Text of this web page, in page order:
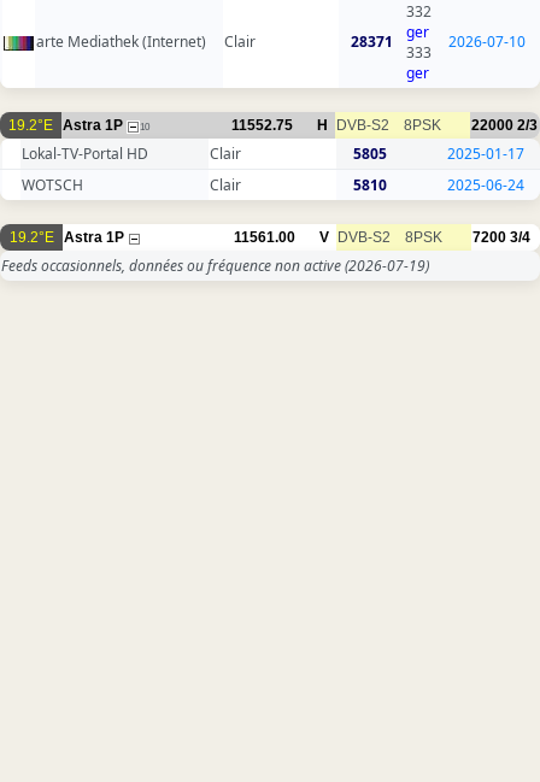
arte Mediathek (Internet) Clair 28371
332
ger
333
ger
2026-07-10
19.2°E Astra 1P 10 11552.75 H DVB-S2 8PSK 22000 2/3
Lokal-TV-Portal HD Clair 5805
2025-01-17
WOTSCH
Clair 5810 2025-06-24
19.2°E Astra 1P 11561.00 V DVB-S2 8PSK 7200 3/4
Feeds occasionnels, données ou fréquence non active(2026-07-19)